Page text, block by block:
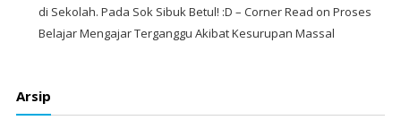
di Sekolah. Pada Sok Sibuk Betul! :D – Corner Read on Proses
Belajar Mengajar Terganggu Akibat Kesurupan Massal
Arsip